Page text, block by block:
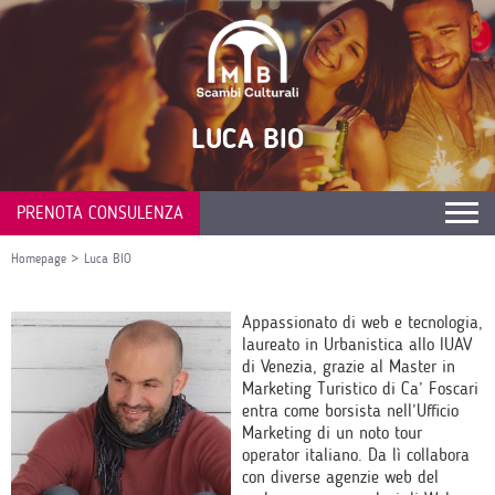
LUCA BIO
PRENOTA CONSULENZA
Homepage > Luca BIO
Appassionato di web e tecnologia,
laureato in Urbanistica allo IUAV
di Venezia, grazie al Master in
Marketing Turistico di Ca’ Foscari
entra come borsista nell’Ufficio
Marketing di un noto tour
operator italiano. Da lì collabora
con diverse agenzie web del